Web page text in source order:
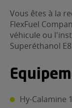
le Décalaminage
du
le Superéthanol
garagiste
Vous êtes à la
FlexFuel
véhicule ou
Superéthanol
Hy-Calamine